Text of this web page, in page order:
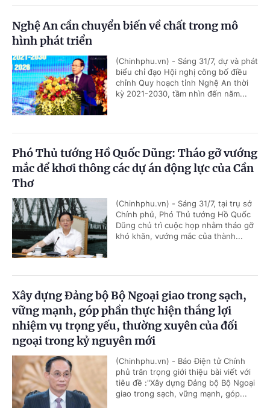
Nghệ An cần chuyển biến về chất trong mô
hình phát triển
(Chinhphu.vn) - Sáng 31/7, dự và phát
biểu chỉ đạo Hội nghị công bố điều
chỉnh Quy hoạch tỉnh Nghệ An thời
kỳ 2021-2030, tầm nhìn đến năm...
Phó Thủ tướng Hồ Quốc Dũng: Tháo gỡ vướng
mắc để khơi thông các dự án động lực của Cần
Thơ
(Chinhphu.vn) - Sáng 31/7, tại trụ sở
Chính phủ, Phó Thủ tướng Hồ Quốc
Dũng chủ trì cuộc họp nhằm tháo gỡ
khó khăn, vướng mắc của thành...
Xây dựng Đảng bộ Bộ Ngoại giao trong sạch,
vững mạnh, góp phần thực hiện thắng lợi
nhiệm vụ trọng yếu, thường xuyên của đối
ngoại trong kỷ nguyên mới
(Chinhphu.vn) - Báo Điện tử Chính
phủ trân trọng giới thiệu bài viết với
tiêu đề :"Xây dựng Đảng bộ Bộ Ngoại
giao trong sạch, vững mạnh, góp...